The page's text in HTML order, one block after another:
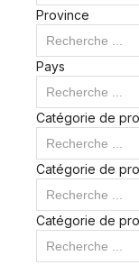
Province
Recherche ...
Pays
Recherche ...
Catégorie de
Recherche ...
Catégorie de
Recherche ...
Catégorie de
Recherche ...